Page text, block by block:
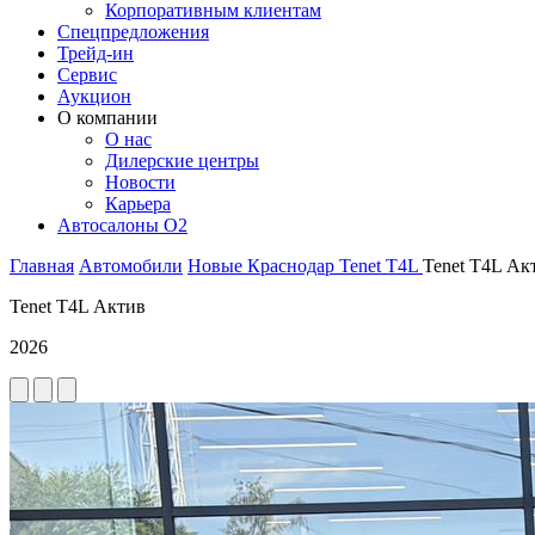
Корпоративным клиентам
Спецпредложения
Трейд-ин
Сервис
Аукцион
О компании
О нас
Дилерские центры
Новости
Карьера
Автосалоны O2
Главная Автомобили Новые Краснодар Tenet T4L Tenet T4L
Tenet T4L Актив
2026